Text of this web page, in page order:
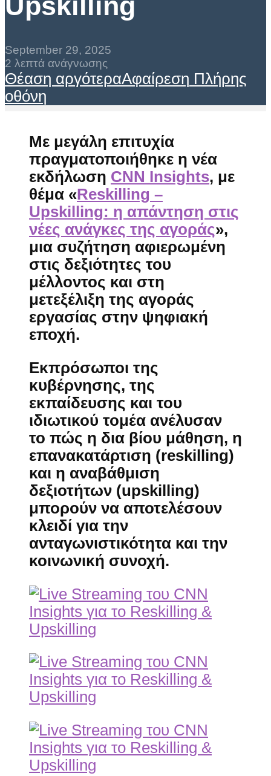
September 29, 2025
2 λεπτά ανάγνωσης
Θέαση αργότεραΑφαίρεση Πλήρης
οθόνη
Με μεγάλη επιτυχία
πραγματοποιήθηκε η νέα
εκδήλωση CNN Insights, με
θέμα «Reskilling –
Upskilling: η απάντηση στις
νέες ανάγκες της αγοράς»,
μια συζήτηση αφιερωμένη
στις δεξιότητες του
μέλλοντος και στη
μετεξέλιξη της αγοράς
εργασίας στην ψηφιακή
εποχή.
Εκπρόσωποι της
κυβέρνησης, της
εκπαίδευσης και του
ιδιωτικού τομέα ανέλυσαν
το πώς η δια βίου μάθηση, η
επανακατάρτιση (reskilling)
και η αναβάθμιση
δεξιοτήτων (upskilling)
μπορούν να αποτελέσουν
κλειδί για την
ανταγωνιστικότητα και την
κοινωνική συνοχή.